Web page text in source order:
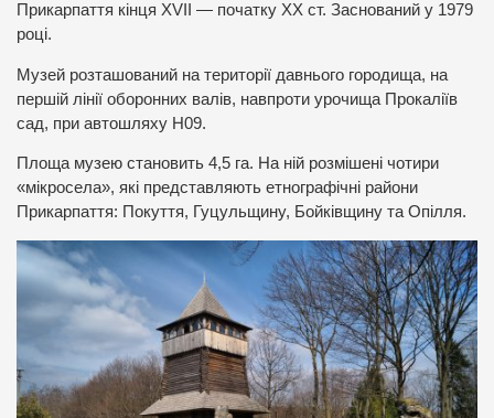
Прикарпаття кінця XVII — початку XX ст. Заснований у 1979
році.
Музей розташований на території давнього городища, на
першій лінії оборонних валів, навпроти урочища Прокаліїв
сад, при автошляху Н09.
Площа музею становить 4,5 га. На ній розмішені чотири
«мікросела», які представляють етнографічні райони
Прикарпаття: Покуття, Гуцульщину, Бойківщину та Опілля.